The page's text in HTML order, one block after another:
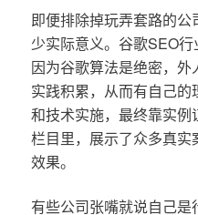
即便排除掉玩弄套路的
少实际意义。谷歌SEO行
因为谷歌算法是绝密，
实践积累，从而有自己
和技术实施，最终靠实
栏目里，展示了众多真
效果。
有些公司张嘴就说自己